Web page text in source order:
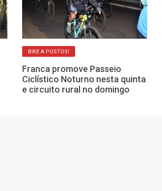
BIKE A POSTOS!
Franca promove Passeio
Ciclístico Noturno nesta quinta
e circuito rural no domingo